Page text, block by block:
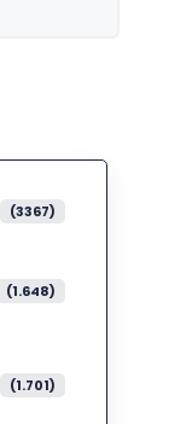
(3367)
(1.648)
(1.701)